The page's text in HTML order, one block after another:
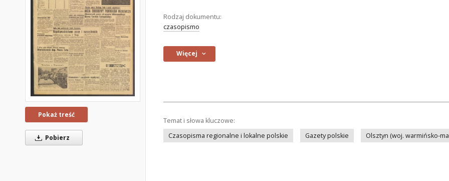
Pokaż treść
Pobierz
Rodzaj dokumentu:
czasopismo
Więcej
Temat i słowa kluczowe:
Czasopisma regionalne i lokalne polskie
Gazety polskie Olsztyn (woj. warmińsko-